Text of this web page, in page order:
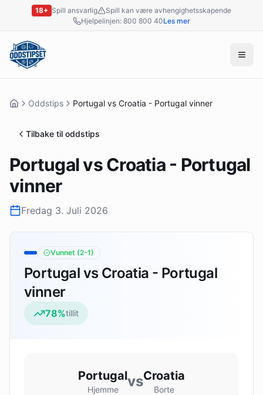
18+ Spill ansvarlig
Spill kan være avhengighetsskapende
Hjelpelinjen: 800 800 40Les mer
Oddstips Portugal vs Croatia - Portugal vinner
Tilbake til oddstips
Portugal vs Croatia - Portugal
vinner
Fredag 3. Juli 2026
Vunnet (2-1)
Portugal vs Croatia - Portugal
vinner
78%tillit
Portugal
Hjemme vsCroatia
Borte